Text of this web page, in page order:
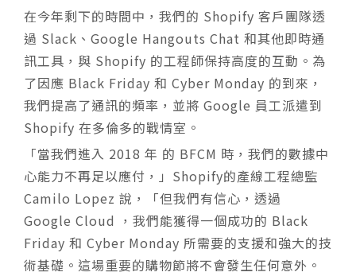
在今年剩下的時間中，我們的 Shopify 客戶團隊透
過 Slack、Google Hangouts Chat 和其他即時通
訊工具，與 Shopify 的工程師保持高度的互動。為
了因應 Black Friday 和 Cyber Monday 的到來，
我們提高了通訊的頻率，並將 Google 員工派遣到
Shopify 在多倫多的戰情室。
「當我們進入 2018 年 的 BFCM 時，我們的數據中
心能力不再足以應付，」 Shopify的產線工程總監
Camilo Lopez 說，「但我們有信心，透過
Google Cloud ，我們能獲得一個成功的 Black
Friday 和 Cyber Monday 所需要的支援和強大的技
術基礎。這場重要的購物節將不會發生任何意外。